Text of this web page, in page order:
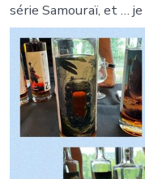
série Samouraï, et … je